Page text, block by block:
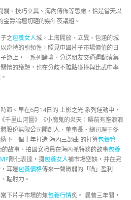
闢、技巧立異、海內傳佈等思慮，恰是當天以
金爵論壇切磋的幾年夜議題。
之包養女人城，上海開放、立異、包涵的城
奇特的引領性，照見中國片子市場價值的日
子節上，一系列論壇、分送朋友交通運動湊集
懷的議題，也在分歧不雅點碰撞與比武中率
節。早在6月14日的 上影之光 系列運動中，
千里山河圖》《小魔鬼的炎天：疇前有座浪浪
股份無限公司開創人、董事長、總司理于冬
下一個十年打造 海內三部曲 的打算包養管
的故事、拍國安職員在海內抓特務的故事包養
際化表達，彌包養女人補市場空缺，并在完
耳邊包養價格傳來一聲微弱的「喵」盈利
輻射力。
下片子市場的焦包養行情炙。 曩昔三年間，